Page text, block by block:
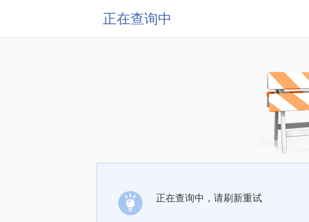
正在查询中
正在查询中，请刷新重试